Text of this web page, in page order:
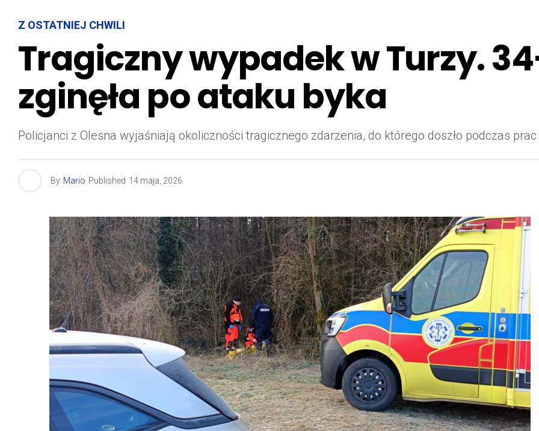
Z OSTATNIEJ CHWILI
Tragiczny wypadek w Turzy.
zginęła po ataku byka
Policjanci z Olesna wyjaśniają okoliczności tragicznego zdarzenia, do którego doszło podczas
By Mario Published 14 maja, 2026